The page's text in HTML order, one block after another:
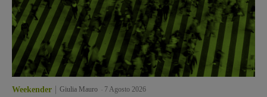
Weekender Giulia Mauro 7 Agosto 2026